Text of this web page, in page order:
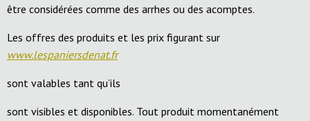
être considérées comme des arrhes ou des acomptes.
Les offres des produits et les prix figurant sur
www.lespaniersdenat.fr
sont valables tant qu’ils
sont visibles et disponibles. Tout produit momentanément